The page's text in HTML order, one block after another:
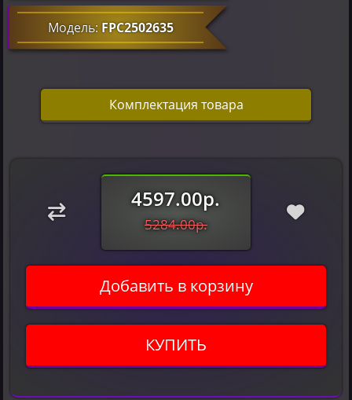
Модель:FPC2502635
Комплектация товара
4597.00р.
5284.00р.
Добавить в корзину
КУПИТЬ